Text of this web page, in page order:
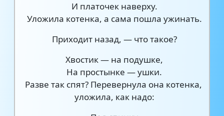
И платочек наверху.
Уложила котенка, а сама пошла ужинать.
Приходит назад, — что такое?
Хвостик — на подушке,
На простынке — ушки.
Разве так спят? Перевернула она котенка,
уложила, как надо: